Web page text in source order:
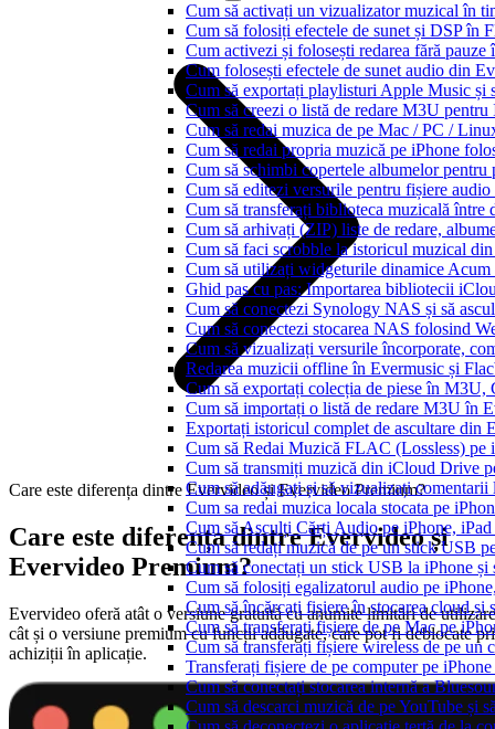
Cum să activați un vizualizator muzical în
Cum să folosiți efectele de sunet și DSP în
Cum activezi și folosești redarea fără pauze
Cum folosești efectele de sunet audio din
Cum să exportați playlisturi Apple Music și
Cum să creezi o listă de redare M3U
Cum să redai muzica de pe Mac / PC /
Cum să redai propria muzică pe iPhone
Cum să schimbi copertele albumelor
Cum să editezi versurile pentru fișiere
Cum să transferați biblioteca muzicală
Cum să arhivați (ZIP) liste de redare,
Cum să faci scrobble la istoricul muzical
Cum să utilizați widgeturile dinamice
Ghid pas cu pas: Importarea bibliotecii
Cum să conectezi Synology NAS și să
Cum să conectezi stocarea NAS folosind
Cum să vizualizați versurile încorporate,
Redarea muzicii offline în Evermusic și
Cum să exportați colecția de piese în
Cum să importați o listă de redare M3U în
Exportați istoricul complet de ascultare din
Cum să Redai Muzică FLAC (Lossless) pe
Cum să transmiți muzică din iCloud Drive
Cum să adăugați și să vizualizați
Cum sa redai muzica locala stocata pe
Cum să Asculți Cărți Audio pe iPhone,
Cum să redați muzică de pe un stick USB
Cum să conectați un stick USB la iPhone și
Cum să folosiți egalizatorul audio pe
Cum să încărcați fișiere în stocarea cloud
Cum să transferați fișiere de pe Mac pe
Cum să transferați fișiere wireless de pe
Transferați fișiere de pe computer pe
Cum să conectați stocarea internă a
Cum să descarci muzică de pe YouTube și
Care este diferența dintre Evervideo și Evervideo Premium?
Care este diferența dintre Evervideo și
Evervideo Premium?
Evervideo oferă atât o versiune gratuită cu anumite limitări de
cât și o versiune premium cu funcții adăugate, care pot fi deblocate
achiziții în aplicație.